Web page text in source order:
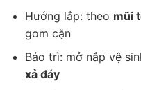
Hướng lắp: theo mũi
gom cặn
Bảo trì: mở nắp vệ
xả đáy